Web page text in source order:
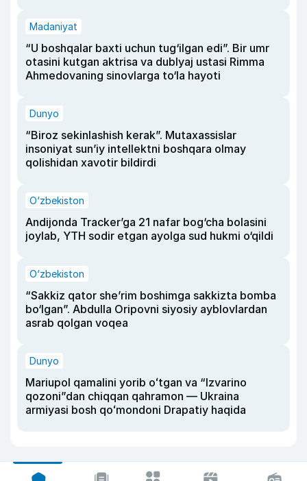
Madaniyat
“U boshqalar baxti uchun tug‘ilgan edi”. Bir umr
otasini kutgan aktrisa va dublyaj ustasi Rimma
Ahmedovaning sinovlarga to‘la hayoti
Dunyo
“Biroz sekinlashish kerak”. Mutaxassislar
insoniyat sun’iy intellektni boshqara olmay
qolishidan xavotir bildirdi
O‘zbekiston
Andijonda Tracker’ga 21 nafar bog‘cha bolasini
joylab, YTH sodir etgan ayolga sud hukmi o‘qildi
O‘zbekiston
“Sakkiz qator she’rim boshimga sakkizta bomba
bo‘lgan”. Abdulla Oripovni siyosiy ayblovlardan
asrab qolgan voqea
Dunyo
Mariupol qamalini yorib oʻtgan va “Izvarino
qozoni”dan chiqqan qahramon — Ukraina
armiyasi bosh qoʻmondoni Drapatiy haqida